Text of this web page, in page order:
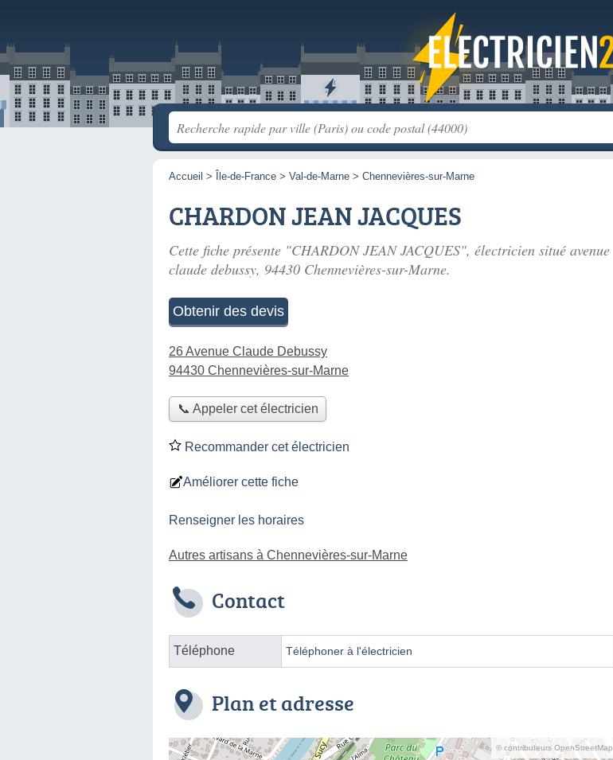
Accueil > Île-de-France > Val-de-Marne > Chennevières-sur-Marne
CHARDON JEAN JACQUES
Cette fiche présente "CHARDON JEAN JACQUES", électricien situé avenue
claude debussy, 94430 Chennevières-sur-Marne.
Obtenir des devis
26 Avenue Claude Debussy
94430 Chennevières-sur-Marne
📞 Appeler cet électricien
Recommander cet électricien
Améliorer cette fiche
Renseigner les horaires
Autres artisans à Chennevières-sur-Marne
Contact
Téléphone Téléphoner à l'électricien
Plan et adresse
© contributeurs OpenStreetMap